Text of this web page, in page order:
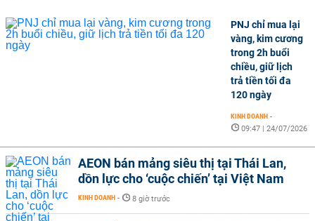
PNJ chỉ mua lại
vàng, kim cương
trong 2h buổi
chiều, giữ lịch
trả tiền tối đa
120 ngày
KINH DOANH -
09:47 | 24/07/2026
AEON bán mảng siêu thị tại Thái Lan,
dồn lực cho ‘cuộc chiến’ tại Việt Nam
KINH DOANH - 8 giờ trước